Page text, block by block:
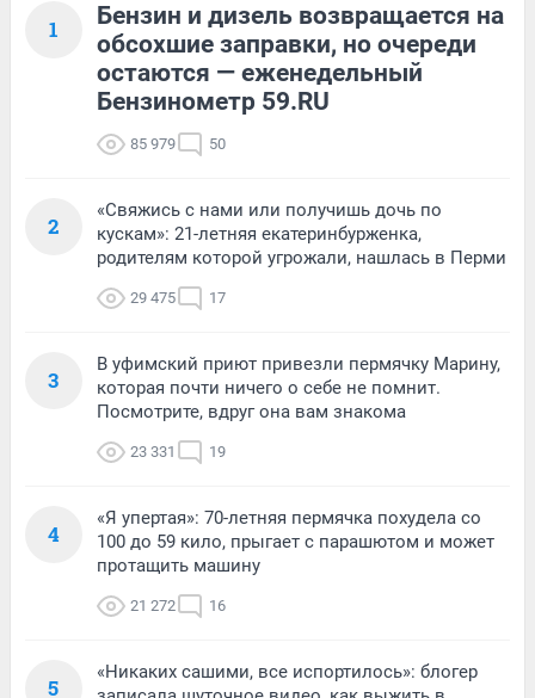
1
Бензин и дизель возвращается на
обсохшие заправки, но очереди
остаются — еженедельный
Бензинометр 59.RU
85 979 50
2
«Свяжись с нами или получишь дочь по
кускам»: 21-летняя екатеринбурженка,
родителям которой угрожали, нашлась в Перми
29 475 17
3
В уфимский приют привезли пермячку Марину,
которая почти ничего о себе не помнит.
Посмотрите, вдруг она вам знакома
23 331 19
4
«Я упертая»: 70-летняя пермячка похудела со
100 до 59 кило, прыгает с парашютом и может
протащить машину
21 272 16
5
«Никаких сашими, все испортилось»: блогер